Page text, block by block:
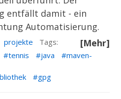
entfällt damit - ein
Automatisierung.
[Mehr]
projekte
Tags:
tennis java
maven-
gpg